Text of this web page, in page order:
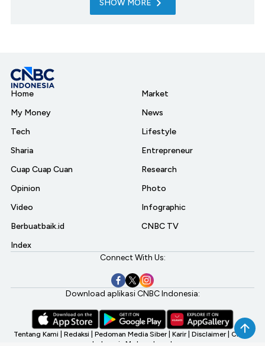
SHOW MORE
Home
My Money
Tech
Sharia
Cuap Cuap Cuan
Opinion
Video
Berbuatbaik.id
Index
Market
News
Lifestyle
Entrepreneur
Research
Photo
Infographic
CNBC TV
Connect With Us:
Download aplikasi CNBC Indonesia:
Tentang Kami Redaksi Pedoman Media Siber Karir Disclaimer CNBC
Indonesia My Investment